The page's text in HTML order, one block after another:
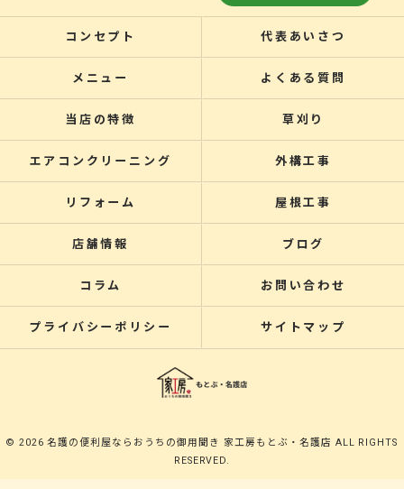
コンセプト 代表あいさつ
メニュー よくある質問
当店の特徴 草刈り
エアコンクリーニング 外構工事
リフォーム 屋根工事
店舗情報 ブログ
コラム お問い合わせ
プライバシーポリシー サイトマップ
© 2026 名護の便利屋ならおうちの御用聞き 家工房もとぶ・名護店 ALL RIGHTS
RESERVED.